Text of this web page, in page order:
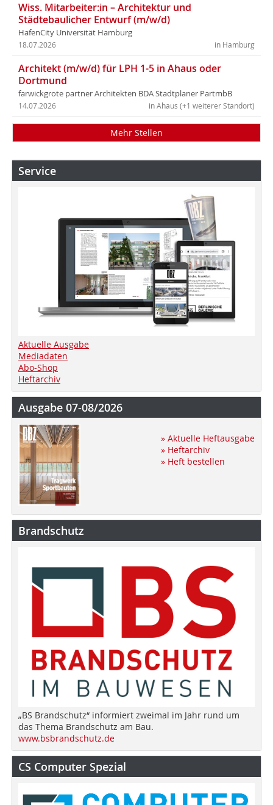
Wiss. Mitarbeiter:in – Architektur und
Städtebaulicher Entwurf (m/w/d)
HafenCity Universität Hamburg
in Hamburg
18.07.2026
Architekt (m/w/d) für LPH 1-5 in Ahaus oder
Dortmund
farwickgrote partner Architekten BDA Stadtplaner PartmbB
in Ahaus (+1 weiterer Standort)
14.07.2026
Mehr Stellen
Service
Aktuelle Ausgabe
Mediadaten
Abo-Shop
Heftarchiv
Ausgabe 07-08/2026
» Aktuelle Heftausgabe
» Heftarchiv
» Heft bestellen
Brandschutz
„BS Brandschutz“ informiert zweimal im Jahr rund um
das Thema Brandschutz am Bau.
www.bsbrandschutz.de
CS Computer Spezial